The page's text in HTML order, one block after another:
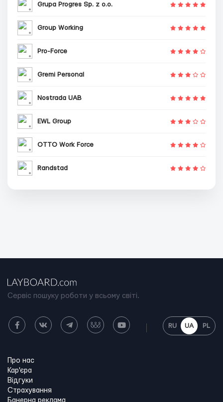
Grupa Progres Sp. z o.o.
Group Working
Pro-Force
Gremi Personal
Nostrada UAB
EWL Group
OTTO Work Force
Randstad
Сервіс пошуку роботи у всьому світі.
RU UA PL
Про нас
Кар'єра
Відгуки
Страхування